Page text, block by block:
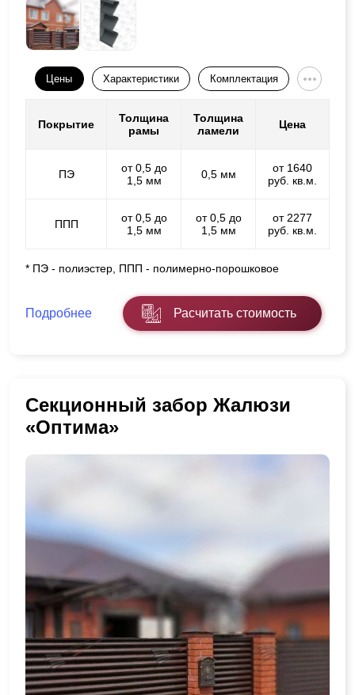
Цены Характеристики Комплектация
Покрытие
Толщина
рамы
Толщина
ламели
Цена
ПЭ
от 0,5 до
1,5 мм
0,5 мм
от 1640
руб. кв.м.
ППП
от 0,5 до
1,5 мм
от 0,5 до
1,5 мм
от 2277
руб. кв.м.
* ПЭ - полиэстер, ППП - полимерно-порошковое
Подробнее Расчитать стоимость
Секционный забор Жалюзи
«Оптима»